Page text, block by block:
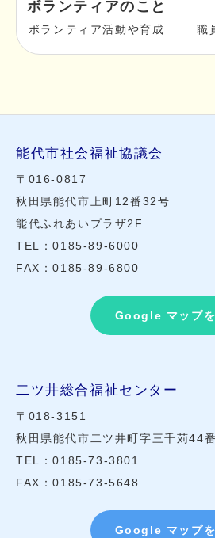
ボランティアのこと
ボランティア活動や育成 職
能代市社会福祉協議会
〒016-0817
秋田県能代市上町12番32号
能代ふれあいプラザ2F
TEL：0185-89-6000
FAX：0185-89-6800
Google マップを
二ツ井総合福祉センター
〒018-3151
秋田県能代市二ツ井町字三千苅44
TEL：0185-73-3801
FAX：0185-73-5648
Google マップを